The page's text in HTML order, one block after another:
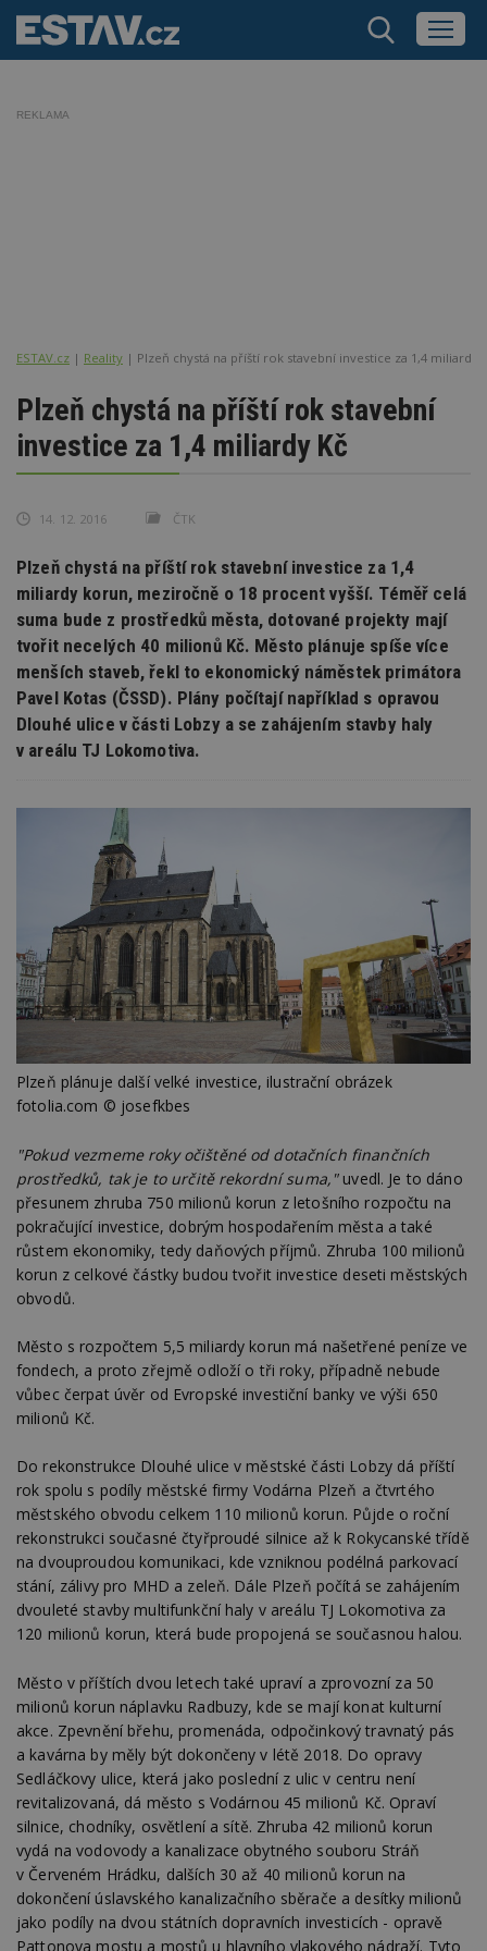
REKLAMA
ESTAV.cz Reality Plzeň chystá na příští rok stavební investice za 1,4 miliardy
Plzeň chystá na příští rok stavební
investice za 1,4 miliardy Kč
14. 12. 2016 ČTK
Plzeň chystá na příští rok stavební investice za 1,4
miliardy korun, meziročně o 18 procent vyšší. Téměř celá
suma bude z prostředků města, dotované projekty mají
tvořit necelých 40 milionů Kč. Město plánuje spíše více
menších staveb, řekl to ekonomický náměstek primátora
Pavel Kotas (ČSSD). Plány počítají například s opravou
Dlouhé ulice v části Lobzy a se zahájením stavby haly
v areálu TJ Lokomotiva.
Plzeň plánuje další velké investice, ilustrační obrázek
fotolia.com © josefkbes
"Pokud vezmeme roky očištěné od dotačních finančních
prostředků, tak je to určitě rekordní suma,"uvedl. Je to dáno
přesunem zhruba 750 milionů korun z letošního rozpočtu na
pokračující investice, dobrým hospodařením města a také
růstem ekonomiky, tedy daňových příjmů. Zhruba 100 milionů
korun z celkové částky budou tvořit investice deseti městských
obvodů.
Město s rozpočtem 5,5 miliardy korun má našetřené peníze ve
fondech, a proto zřejmě odloží o tři roky, případně nebude
vůbec čerpat úvěr od Evropské investiční banky ve výši 650
milionů Kč.
Do rekonstrukce Dlouhé ulice v městské části Lobzy dá příští
rok spolu s podíly městské firmy Vodárna Plzeň a čtvrtého
městského obvodu celkem 110 milionů korun. Půjde o roční
rekonstrukci současné čtyřproudé silnice až k Rokycanské třídě
na dvouproudou komunikaci, kde vzniknou podélná parkovací
stání, zálivy pro MHD a zeleň. Dále Plzeň počítá se zahájením
dvouleté stavby multifunkční haly v areálu TJ Lokomotiva za
120 milionů korun, která bude propojená se současnou halou.
Město v příštích dvou letech také upraví a zprovozní za 50
milionů korun náplavku Radbuzy, kde se mají konat kulturní
akce. Zpevnění břehu, promenáda, odpočinkový travnatý pás
a kavárna by měly být dokončeny v létě 2018. Do opravy
Sedláčkovy ulice, která jako poslední z ulic v centru není
revitalizovaná, dá město s Vodárnou 45 milionů Kč. Opraví
silnice, chodníky, osvětlení a sítě. Zhruba 42 milionů korun
vydá na vodovody a kanalizace obytného souboru Stráň
v Červeném Hrádku, dalších 30 až 40 milionů korun na
dokončení úslavského kanalizačního sběrače a desítky milionů
jako podíly na dvou státních dopravních investicích - opravě
Pattonova mostu a mostů u hlavního vlakového nádraží. Tyto